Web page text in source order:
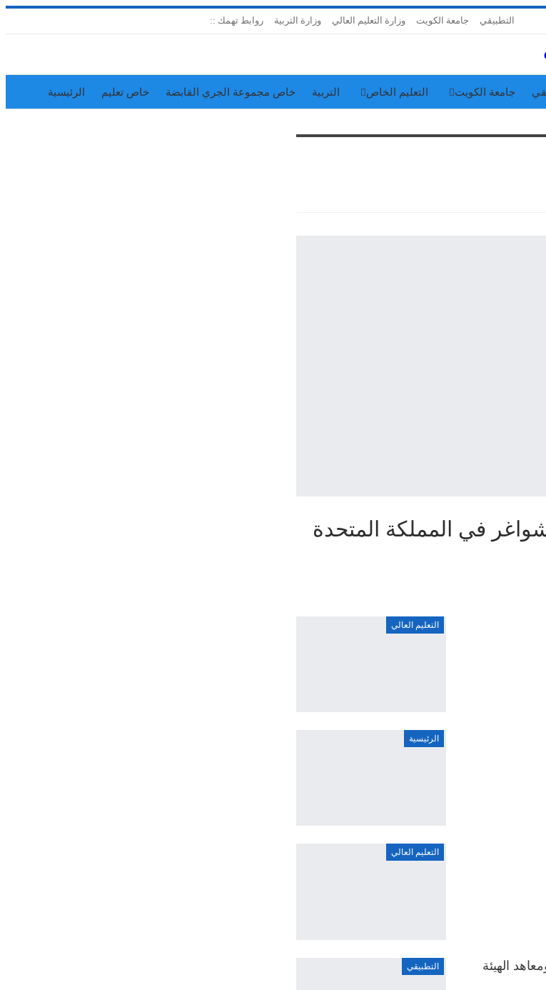
روابط تهمك :: وزارة التربية وزارة التعليم العالي جامعة الكويت التطبيقي
الرئيسية خاص تعليم خاص مجموعة الجري القابضة التربية التعليم الخاص جامعة الكويت
في المملكة المتحدة
التعليم العالي
الرئيسية
التعليم العالي
التطبيقي الهيئة